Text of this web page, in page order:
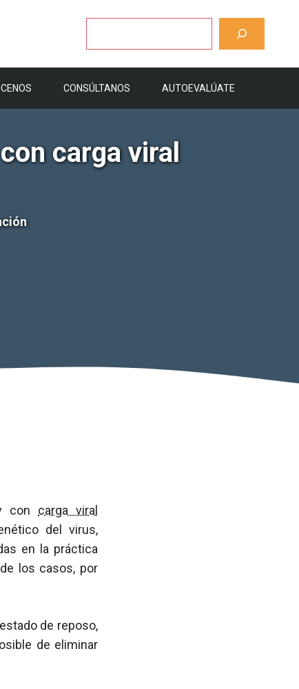
CONSÚLTANOS AUTOEVALÚATE
carga viral
con carga viral
del virus,
en la práctica
los casos, por
de reposo,
de eliminar